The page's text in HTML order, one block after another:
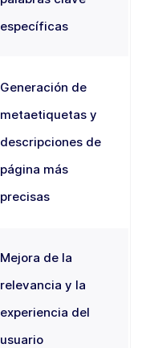
específicas
Generación de
metaetiquetas y
descripciones de
página más
precisas
Mejora de la
relevancia y la
experiencia del
usuario